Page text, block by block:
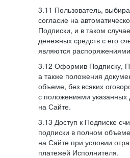
3.11 Пользователь,
согласие на
Подписки, и в таком
денежных средств с его
являются
3.12 Оформив Подписку,
а также положения
объеме, без всяких
с положениями указанных
на Сайте.
3.13 Доступ к Подписке
подписки в полном
на Сайте при условии
платежей Исполнителя.